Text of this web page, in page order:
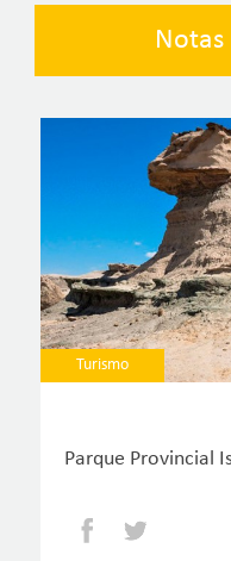
Turismo
Parque Provincial